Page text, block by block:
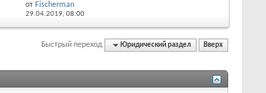
от Fischerman
29.04.2019, 08:00
Быстрый переход Юридический раздел Вверх